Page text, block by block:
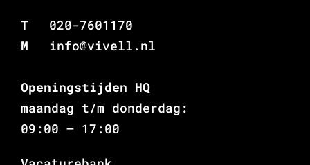
T
020-7601170
M
info@vivell.nl
Openingstijden HQ
maandag t/m donderdag:
09:00 – 17:00